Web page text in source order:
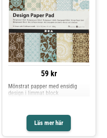
59 kr
Läs mer här
Mönstrat papper med ensidig
design i limmat block